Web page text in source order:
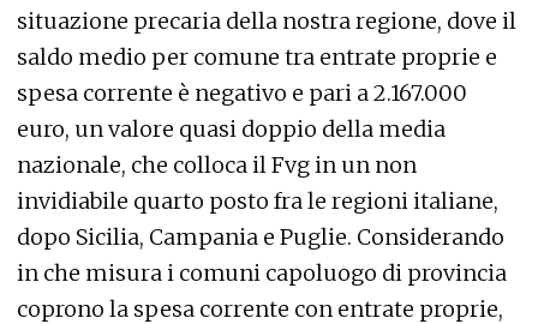
situazione precaria della nostra regione, dove il
saldo medio per comune tra entrate proprie e
spesa corrente è negativo e pari a 2.167.000
euro, un valore quasi doppio della media
nazionale, che colloca il Fvg in un non
invidiabile quarto posto fra le regioni italiane,
dopo Sicilia, Campania e Puglie. Considerando
in che misura i comuni capoluogo di provincia
coprono la spesa corrente con entrate proprie,